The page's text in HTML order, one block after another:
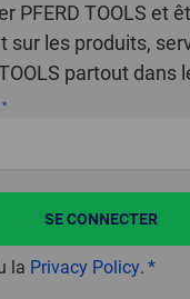
PFERD TOOLS et
sur les produits,
partout dans
la Privacy Policy.
SE CONNECTER